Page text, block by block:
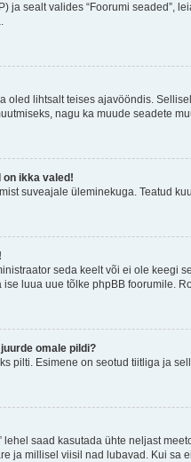
ja sealt valides “Foorumi seaded”,
oled lihtsalt teises ajavööndis.
nagu ka muude seadete
on ikka valed!
suveajale üleminekuga. Teatud
seda keelt või ei ole keegi
luua uue tõlke phpBB foorumile.
omale pildi?
pilti. Esimene on seotud tiitliga ja
lehel saad kasutada ühte neljast
ja millisel viisil nad lubavad. Kui sa